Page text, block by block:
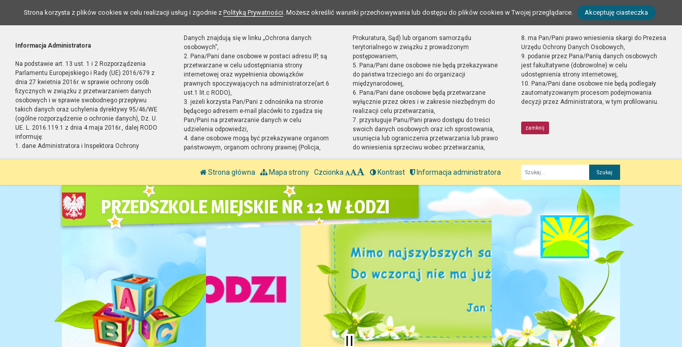
Strona korzysta z plików cookies w celu realizacji usług i zgodnie z Polityką Prywatności. Możesz określić warunki przechowywania lub dostępu do plików cookies w Twojej przeglądarce. Akceptuję ciasteczka
Informacja Administratora
Na podstawie art. 13 ust. 1 i 2 Rozporządzenia
Parlamentu Europejskiego i Rady (UE) 2016/679 z
dnia 27 kwietnia 2016r. w sprawie ochrony osób
fizycznych w związku z przetwarzaniem danych
osobowych i w sprawie swobodnego przepływu
takich danych oraz uchylenia dyrektywy 95/46/WE
(ogólne rozporządzenie o ochronie danych), Dz. U.
UE. L. 2016.119.1 z dnia 4 maja 2016r., dalej RODO
informuję:
1. dane Administratora i Inspektora Ochrony
Danych znajdują się w linku „Ochrona danych
osobowych”,
2. Pana/Pani dane osobowe w postaci adresu IP, są
przetwarzane w celu udostępniania strony
internetowej oraz wypełnienia obowiązków
prawnych spoczywających na administratorze(art.6
ust.1 lit.c RODO),
3. jeżeli korzysta Pan/Pani z odnośnika na stronie
będącego adresem e-mail placówki to zgadza się
Pan/Pani na przetwarzanie danych w celu
udzielenia odpowiedzi,
4. dane osobowe mogą być przekazywane organom
państwowym, organom ochrony prawnej (Policja,
Prokuratura, Sąd) lub organom samorządu
terytorialnego w związku z prowadzonym
postępowaniem,
5. Pana/Pani dane osobowe nie będą przekazywane
do państwa trzeciego ani do organizacji
międzynarodowej,
6. Pana/Pani dane osobowe będą przetwarzane
wyłącznie przez okres i w zakresie niezbędnym do
realizacji celu przetwarzania,
7. przysługuje Panu/Pani prawo dostępu do treści
swoich danych osobowych oraz ich sprostowania,
usunięcia lub ograniczenia przetwarzania lub prawo
do wniesienia sprzeciwu wobec przetwarzania,
8. ma Pan/Pani prawo wniesienia skargi do Prezesa
Urzędu Ochrony Danych Osobowych,
9. podanie przez Pana/Panią danych osobowych
jest fakultatywne (dobrowolne) w celu
udostępnienia strony internetowej,
10. Pana/Pani dane osobowe nie będą podlegały
zautomatyzowanym procesom podejmowania
decyzji przez Administratora, w tym profilowaniu.
zamknij
Strona główna Mapa strony Czcionka Kontrast Informacja administratora
Fraza
PRZEDSZKOLE MIEJSKIE NR 12 W ŁODZI